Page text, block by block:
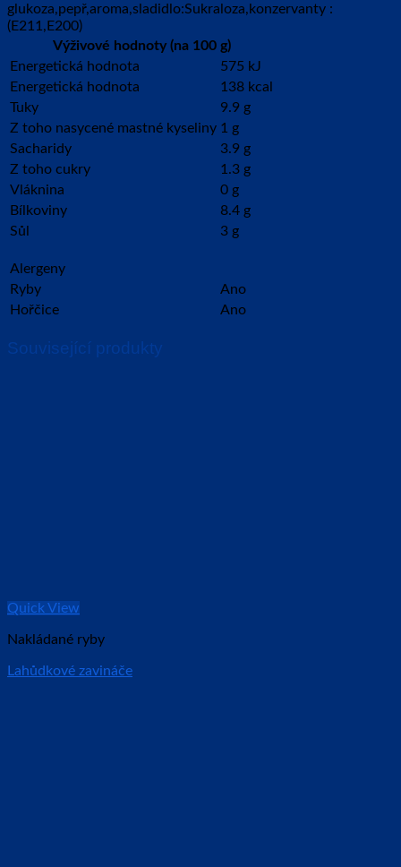
glukoza,pepř,aroma,sladidlo:Sukraloza,konzervanty :
(E211,E200)
Výživové hodnoty (na 100 g)
Energetická hodnota
575 kJ
Energetická hodnota
138 kcal
Tuky
9.9 g
Z toho nasycené mastné kyseliny 1 g
Sacharidy
3.9 g
Z toho cukry
1.3 g
Vláknina
0 g
Bílkoviny
8.4 g
Sůl
3 g
Alergeny
Ryby
Ano
Hořčice
Ano
Související produkty
Quick View
Nakládané ryby
Lahůdkové zavináče